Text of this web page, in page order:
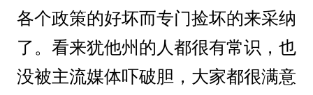
各个政策的好坏而专门捡坏的来采纳
了。看来犹他州的人都很有常识，也
没被主流媒体吓破胆，大家都很满意